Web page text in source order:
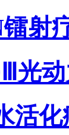
射
光
活